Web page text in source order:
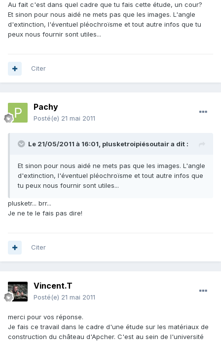
Au fait c'est dans quel cadre que tu fais cette étude, un cour?
Et sinon pour nous aidé ne mets pas que les images. L'angle
d'extinction, l'éventuel pléochroïsme et tout autre infos que tu
peux nous fournir sont utiles...
Citer
Pachy
Posté(e) 21 mai 2011
Le 21/05/2011 à 16:01, plusketroipiésoutair a dit :
Et sinon pour nous aidé ne mets pas que les images. L'angle
d'extinction, l'éventuel pléochroïsme et tout autre infos que
tu peux nous fournir sont utiles...
plusketr... brr...
Je ne te le fais pas dire!
Citer
Vincent.T
Posté(e) 21 mai 2011
merci pour vos réponse.
Je fais ce travail dans le cadre d'une étude sur les matériaux de
construction du château d'Apcher. C'est au sein de l'université